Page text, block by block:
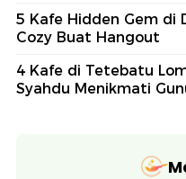
5 Kafe Hidden Gem di
Cozy Buat Hangout
4 Kafe di Tetebatu
Syahdu Menikmati